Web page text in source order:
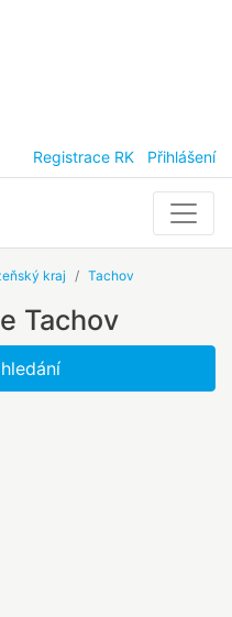
Registrace RK Přihlášení
kraj Tachov
Tachov